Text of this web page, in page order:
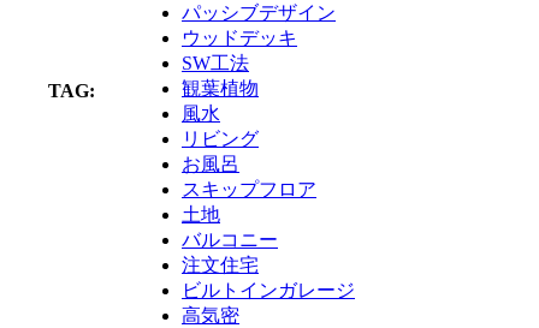
TAG:
パッシブデザイン
ウッドデッキ
SW工法
観葉植物
風水
リビング
お風呂
スキップフロア
土地
バルコニー
注文住宅
ビルトインガレージ
高気密